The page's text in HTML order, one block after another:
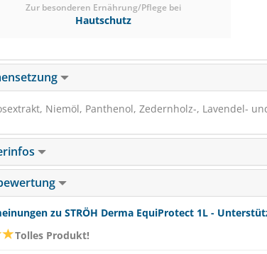
Zur besonderen Ernährung/Pflege bei
Hautschutz
Niemöl, Panthenol, Zedernholz-, Lavendel-
zu STRÖH Derma EquiProtect 1L -
Tolles Produkt!